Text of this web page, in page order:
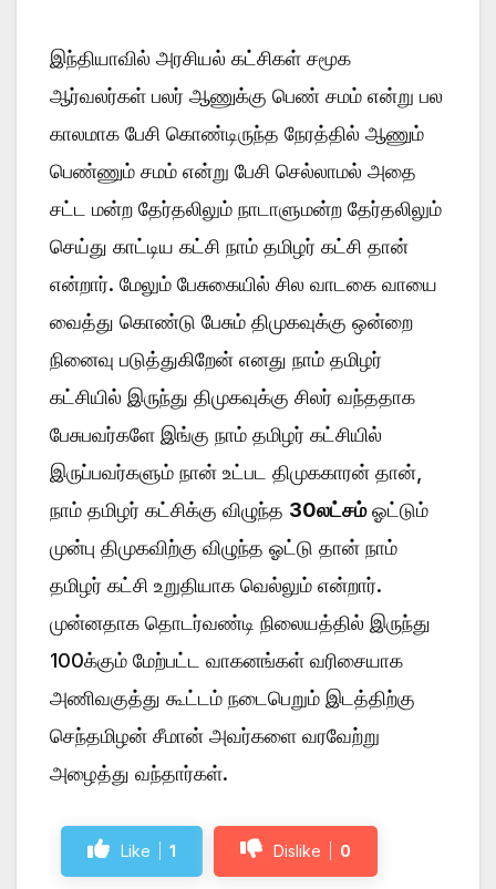
இந்தியாவில் அரசியல் கட்சிகள் சமூக
ஆர்வலர்கள் பலர் ஆணுக்கு பெண் சமம் என்று பல
காலமாக பேசி கொண்டிருந்த நேரத்தில் ஆணும்
பெண்ணும் சமம் என்று பேசி செல்லாமல் அதை
சட்ட மன்ற தேர்தலிலும் நாடாளுமன்ற தேர்தலிலும்
செய்து காட்டிய கட்சி நாம் தமிழர் கட்சி தான்
என்றார். மேலும் பேசுகையில் சில வாடகை வாயை
வைத்து கொண்டு பேசும் திமுகவுக்கு ஒன்றை
நினைவு படுத்துகிறேன் எனது நாம் தமிழர்
கட்சியில் இருந்து திமுகவுக்கு சிலர் வந்ததாக
பேசுபவர்களே இங்கு நாம் தமிழர் கட்சியில்
இருப்பவர்களும் நான் உட்பட திமுககாரன் தான்,
நாம் தமிழர் கட்சிக்கு விழுந்த 30லட்சம்ஓட்டும்
முன்பு திமுகவிற்கு விழுந்த ஓட்டு தான் நாம்
தமிழர் கட்சி உறுதியாக வெல்லும் என்றார்.
முன்னதாக தொடர்வண்டி நிலையத்தில் இருந்து
100க்கும் மேற்பட்ட வாகனங்கள் வரிசையாக
அணிவகுத்து கூட்டம் நடைபெறும் இடத்திற்கு
செந்தமிழன் சீமான் அவர்களை வரவேற்று
அழைத்து வந்தார்கள்.
Like 1 Dislike 0